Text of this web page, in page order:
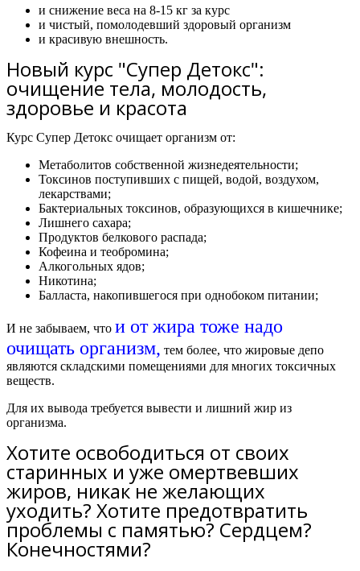
и снижение веса на 8-15 кг за курс
и чистый, помолодевший здоровый организм
и красивую внешность.
Новый курс "Супер Детокс":
очищение тела, молодость,
здоровье и красота
Курс Супер Детокс очищает организм от:
Метаболитов собственной жизнедеятельности;
Токсинов поступивших с пищей, водой, воздухом,
лекарствами;
Бактериальных токсинов, образующихся в кишечнике;
Лишнего сахара;
Продуктов белкового распада;
Кофеина и теобромина;
Алкогольных ядов;
Никотина;
Балласта, накопившегося при однобоком питании;
И не забываем, что и от жира тоже надо
очищать организм, тем более, что жировые депо
являются складскими помещениями для многих токсичных
веществ.
Для их вывода требуется вывести и лишний жир из
организма.
Хотите освободиться от своих
старинных и уже омертвевших
жиров, никак не желающих
уходить? Хотите предотвратить
проблемы с памятью? Сердцем?
Конечностями?